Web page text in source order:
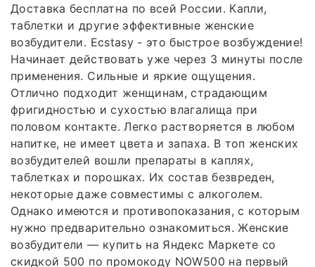
Доставка бесплатна по всей России. Капли,
таблетки и другие эффективные женские
возбудители. Ecstasy - это быстрое возбуждение!
Начинает действовать уже через 3 минуты после
применения. Сильные и яркие ощущения.
Отлично подходит женщинам, страдающим
фригидностью и сухостью влагалища при
половом контакте. Легко растворяется в любом
напитке, не имеет цвета и запаха. В топ женских
возбудителей вошли препараты в каплях,
таблетках и порошках. Их состав безвреден,
некоторые даже совместимы с алкоголем.
Однако имеются и противопоказания, с которым
нужно предварительно ознакомиться. Женские
возбудители — купить на Яндекс Маркете со
скидкой 500 по промокоду NOW500 на первый